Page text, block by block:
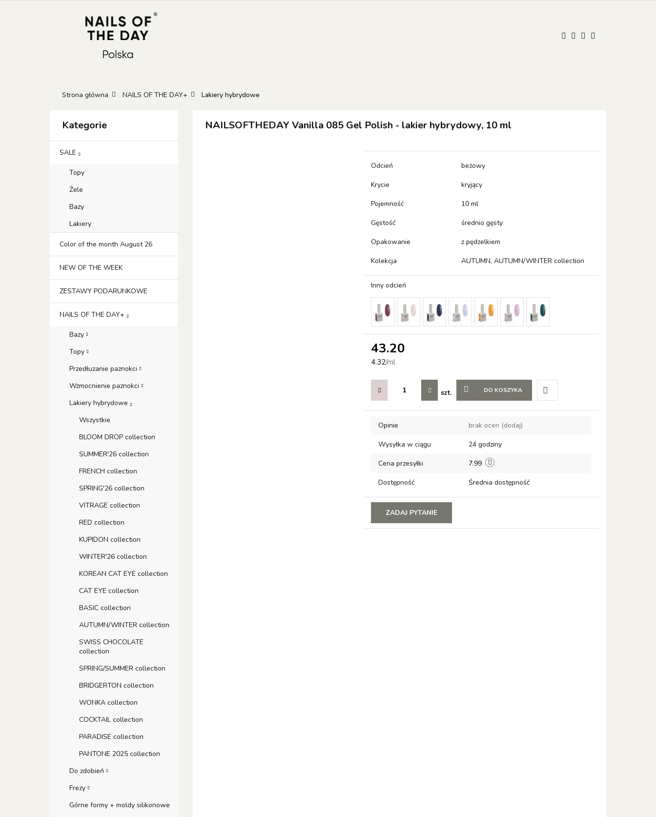
KATEGORIE
Strona główna NAILS OF THE DAY+ Lakiery hybrydowe
Kategorie
SALE
Topy
Żele
Bazy
Lakiery
Color of the month August 26
NEW OF THE WEEK
ZESTAWY PODARUNKOWE
NAILS OF THE DAY+
Bazy
Topy
Przedłuzanie paznokci
Wzmocnienie paznokci
Lakiery hybrydowe
Wszystkie
BLOOM DROP collection
SUMMER'26 collection
FRENCH collection
SPRING'26 collection
VITRAGE collection
RED collection
KUPIDON collection
WINTER'26 collection
KOREAN CAT EYE collection
CAT EYE collection
BASIC collection
AUTUMN/WINTER collection
SWISS CHOCOLATE
collection
SPRING/SUMMER collection
BRIDGERTON collection
WONKA collection
COCKTAIL collection
PARADISE collection
PANTONE 2025 collection
Do zdobień
Frezy
Górne formy + moldy silikonowe
NAILSOFTHEDAY Vanilla 085 Gel Polish - lakier hybrydowy, 10 ml
Odcień beżowy
Krycie kryjący
Pojemność 10 ml
Gęstość średnio gęsty
Opakowanie z pędzelkiem
Kolekcja AUTUMN, AUTUMN/WINTER collection
Inny odcień
43.20
4.32/ml
szt. DO KOSZYKA
Do
Opinie brak ocen (dodaj)
Wysyłka w ciągu 24 godziny
Cena przesyłki 7.99
Dostępność Średnia dostępność
ZADAJ PYTANIE